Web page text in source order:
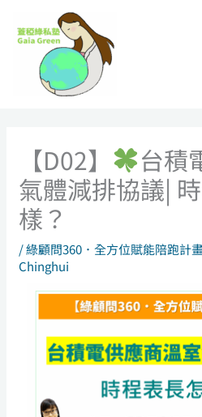
【D02】
台積
氣體減排協議|
樣？
/綠顧問360．全方位賦能陪跑計
Chinghui